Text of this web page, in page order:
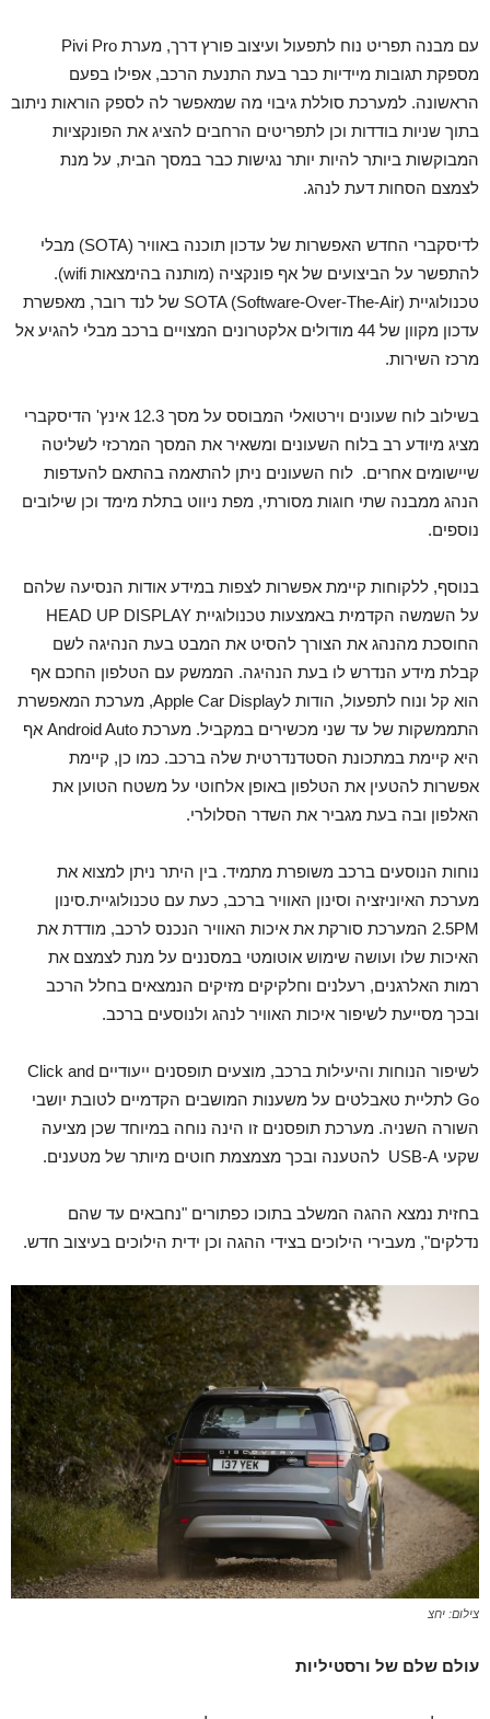
עם מבנה תפריט נוח לתפעול ועיצוב פורץ דרך, מערת Pivi Pro
מספקת תגובות מיידיות כבר בעת התנעת הרכב, אפילו בפעם
הראשונה. למערכת סוללת גיבוי מה שמאפשר לה לספק הוראות ניתוב
בתוך שניות בודדות וכן לתפריטים הרחבים להציג את הפונקציות
המבוקשות ביותר להיות יותר נגישות כבר במסך הבית, על מנת
לצמצם הסחות דעת לנהג.
לדיסקברי החדש האפשרות של עדכון תוכנה באוויר (SOTA) מבלי
להתפשר על הביצועים של אף פונקציה (מותנה בהימצאות wifi).
טכנולוגיית SOTA (Software-Over-The-Air) של לנד רובר, מאפשרת
עדכון מקוון של 44 מודולים אלקטרונים המצויים ברכב מבלי להגיע אל
מרכז השירות.
בשילוב לוח שעונים וירטואלי המבוסס על מסך 12.3 אינץ' הדיסקברי
מציג מיודע רב בלוח השעונים ומשאיר את המסך המרכזי לשליטה
שיישומים אחרים. לוח השעונים ניתן להתאמה בהתאם להעדפות
הנהג ממבנה שתי חוגות מסורתי, מפת ניווט בתלת מימד וכן שילובים
נוספים.
בנוסף, ללקוחות קיימת אפשרות לצפות במידע אודות הנסיעה שלהם
על השמשה הקדמית באמצעות טכנולוגיית HEAD UP DISPLAY
החוסכת מהנהג את הצורך להסיט את המבט בעת הנהיגה לשם
קבלת מידע הנדרש לו בעת הנהיגה. הממשק עם הטלפון החכם אף
הוא קל ונוח לתפעול, הודות לApple Car Display, מערכת המאפשרת
התממשקות של עד שני מכשירים במקביל. מערכת Android Auto אף
היא קיימת במתכונת הסטדנדרטית שלה ברכב. כמו כן, קיימת
אפשרות להטעין את הטלפון באופן אלחוטי על משטח הטוען את
האלפון ובה בעת מגביר את השדר הסלולרי.
נוחות הנוסעים ברכב משופרת מתמיד. בין היתר ניתן למצוא את
מערכת האיוניזציה וסינון האוויר ברכב, כעת עם טכנולוגיית.סינון
2.5PM המערכת סורקת את איכות האוויר הנכנס לרכב, מודדת את
האיכות שלו ועושה שימוש אוטומטי במסננים על מנת לצמצם את
רמות האלרגנים, רעלנים וחלקיקים מזיקים הנמצאים בחלל הרכב
ובכך מסייעת לשיפור איכות האוויר לנהג ולנוסעים ברכב.
לשיפור הנוחות והיעילות ברכב, מוצעים תופסנים ייעודיים Click and
Go לתליית טאבלטים על משענות המושבים הקדמיים לטובת יושבי
השורה השניה. מערכת תופסנים זו הינה נוחה במיוחד שכן מציעה
שקעי USB-A להטענה ובכך מצמצמת חוטים מיותר של מטענים.
בחזית נמצא ההגה המשלב בתוכו כפתורים "נחבאים עד שהם
נדלקים", מעבירי הילוכים בצידי ההגה וכן ידית הילוכים בעיצוב חדש.
צילום: יחצ
עולם שלם של ורסטיליות